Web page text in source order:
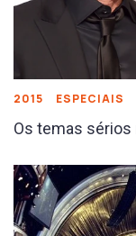
2015 ESPECIAIS
Os temas sérios